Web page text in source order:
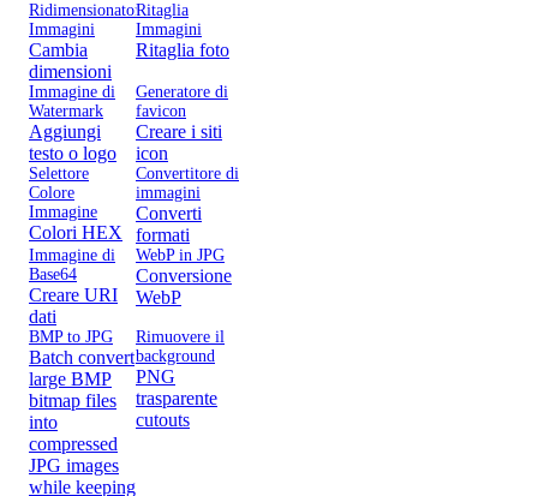
Ridimensionatore
Immagini
Cambia
dimensioni
Ritaglia
Immagini
Ritaglia foto
Immagine di
Watermark
Aggiungi
testo o logo
Generatore di
favicon
Creare i siti
icon
Selettore
Colore
Immagine
Colori HEX
Convertitore di
immagini
Converti
formati
Immagine di
Base64
Creare URI
dati
WebP in JPG
Conversione
WebP
BMP to JPG
Batch convert
large BMP
bitmap files
into
compressed
JPG images
while keeping
Rimuovere il
background
PNG
trasparente
cutouts